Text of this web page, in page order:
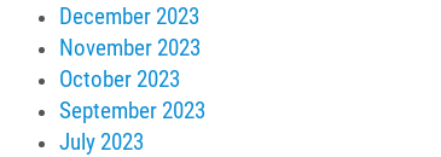
December 2023
November 2023
October 2023
September 2023
July 2023